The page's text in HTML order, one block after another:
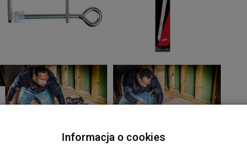
Informacja o cookies